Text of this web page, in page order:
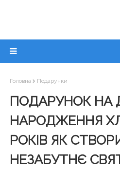
Головна Подарунки
ПОДАРУНОК НА
НАРОДЖЕННЯ
РОКІВ ЯК
НЕЗАБУТНЄ